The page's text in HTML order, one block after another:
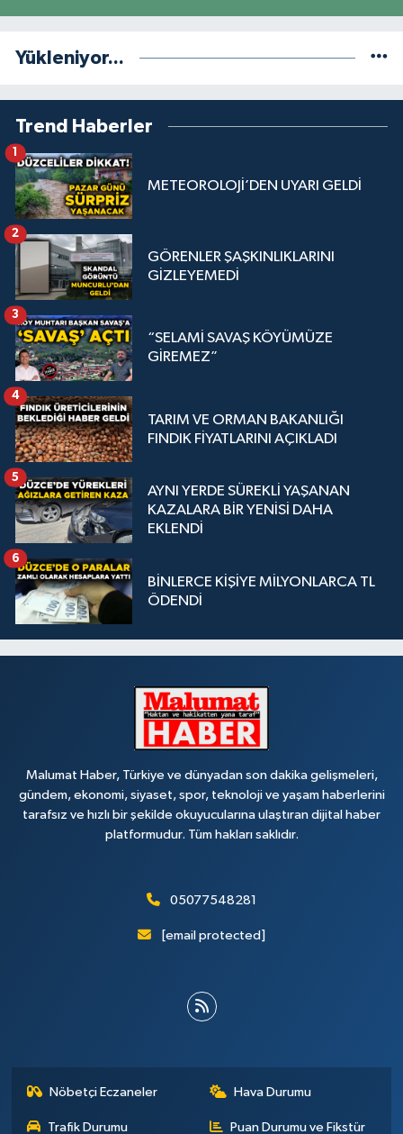
Yükleniyor...
Trend Haberler
METEOROLOJİ’DEN UYARI GELDİ
1
GÖRENLER ŞAŞKINLIKLARINI
GİZLEYEMEDİ
2
“SELAMİ SAVAŞ KÖYÜMÜZE
GİREMEZ”
3
TARIM VE ORMAN BAKANLIĞI
FINDIK FİYATLARINI AÇIKLADI
4
AYNI YERDE SÜREKLİ YAŞANAN
KAZALARA BİR YENİSİ DAHA
EKLENDİ
5
BİNLERCE KİŞİYE MİLYONLARCA TL
ÖDENDİ
6
Malumat Haber, Türkiye ve dünyadan son dakika gelişmeleri,
gündem, ekonomi, siyaset, spor, teknoloji ve yaşam haberlerini
tarafsız ve hızlı bir şekilde okuyucularına ulaştıran dijital haber
platformudur. Tüm hakları saklıdır.
05077548281
[email protected]
Nöbetçi Eczaneler Hava Durumu
Trafik Durumu Puan Durumu ve Fikstür